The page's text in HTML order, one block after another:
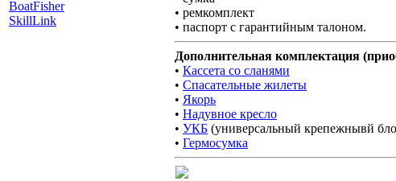
BoatFisher
SkillLink
• ремкомплект
• паспорт с гарантийным талоном.
Дополнительная комплектация
• Кассета со сланями
• Спасательные жилеты
• Якорь
• Надувное кресло
• УКБ (универсальный крепежнывй
• Гермосумка